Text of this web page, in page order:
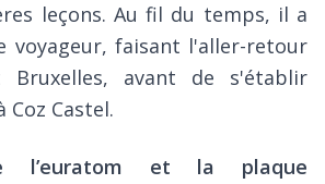
leçons. Au fil du temps, il a
voyageur, faisant l'aller-retour
avant de s'établir
Castel.
l’euratom et la plaque